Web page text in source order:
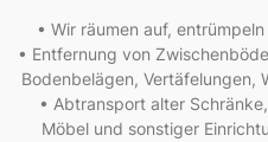
• Wir räumen auf,
• Entfernung von
Bodenbelägen, Vertäfelungen,
• Abtransport alter
Möbel und sonstiger